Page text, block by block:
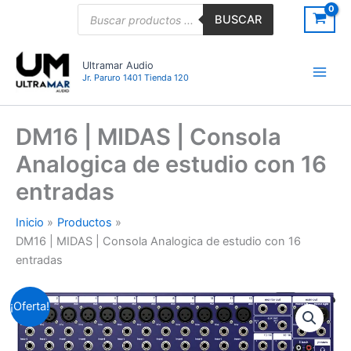
BUSCAR
Ultramar Audio
Jr. Paruro 1401 Tienda 120
DM16 | MIDAS | Consola
Analogica de estudio con 16
entradas
Inicio
Productos
DM16 | MIDAS | Consola Analogica de estudio con 16
entradas
¡Oferta!
El
precio
El
precio
DM16
|
MIDAS